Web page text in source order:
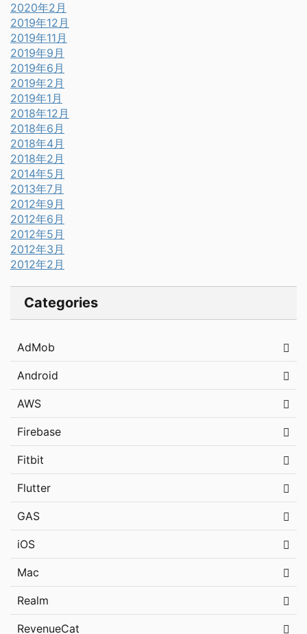
2020年2月
2019年12月
2019年11月
2019年9月
2019年6月
2019年2月
2019年1月
2018年12月
2018年6月
2018年4月
2018年2月
2014年5月
2013年7月
2012年9月
2012年6月
2012年5月
2012年3月
2012年2月
Categories
AdMob
Android
AWS
Firebase
Fitbit
Flutter
GAS
iOS
Mac
Realm
RevenueCat